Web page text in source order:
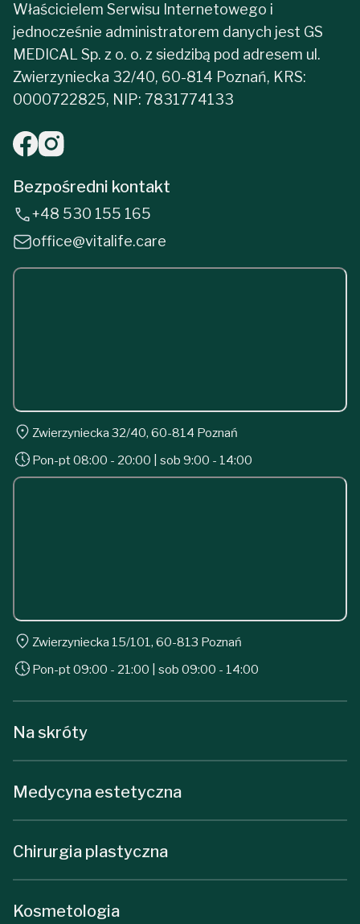
Właścicielem Serwisu Internetowego i
jednocześnie administratorem danych jest GS
MEDICAL Sp. z o. o. z siedzibą pod adresem ul.
Zwierzyniecka 32/40, 60-814 Poznań, KRS:
0000722825, NIP: 7831774133
Bezpośredni kontakt
+48 530 155 165
office@vitalife.care
Zwierzyniecka 32/40, 60-814 Poznań
Pon-pt 08:00 - 20:00 | sob 9:00 - 14:00
Zwierzyniecka 15/101, 60-813 Poznań
Pon-pt 09:00 - 21:00 | sob 09:00 - 14:00
Na skróty
Medycyna estetyczna
Chirurgia plastyczna
Kosmetologia